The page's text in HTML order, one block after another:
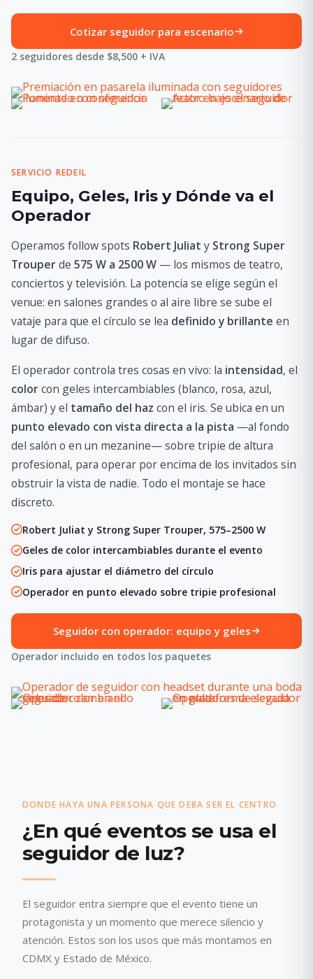
Cotizar seguidor para escenario
2 seguidores desde $8,500 + IVA
SERVICIO REDEIL
Equipo, Geles, Iris y Dónde va el
Operador
Operamos follow spots Robert Juliat y Strong Super
Trouperde 575 W a 2500 W — los mismos de teatro,
conciertos y televisión. La potencia se elige según el
venue: en salones grandes o al aire libre se sube el
vataje para que el círculo se lea definido y brillante en
lugar de difuso.
El operador controla tres cosas en vivo: la intensidad, el
colorcon geles intercambiables (blanco, rosa, azul,
ámbar) y el tamaño del haz con el iris. Se ubica en un
punto elevado con vista directa a la pista —al fondo
del salón o en un mezanine— sobre tripie de altura
profesional, para operar por encima de los invitados sin
obstruir la vista de nadie. Todo el montaje se hace
discreto.
Robert Juliat y Strong Super Trouper, 575–2500 W
Geles de color intercambiables durante el evento
Iris para ajustar el diámetro del círculo
Operador en punto elevado sobre tripie profesional
Seguidor con operador: equipo y geles
Operador incluido en todos los paquetes
DONDE HAYA UNA PERSONA QUE DEBA SER EL CENTRO
¿En qué eventos se usa el
seguidor de luz?
El seguidor entra siempre que el evento tiene un
protagonista y un momento que merece silencio y
atención. Estos son los usos que más montamos en
CDMX y Estado de México.